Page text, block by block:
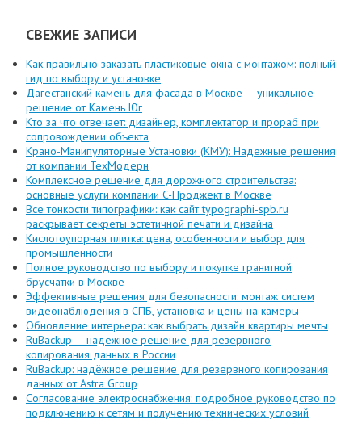
СВЕЖИЕ ЗАПИСИ
Как правильно заказать пластиковые окна с монтажом: полный
гид по выбору и установке
Дагестанский камень для фасада в Москве — уникальное
решение от Камень Юг
Кто за что отвечает: дизайнер, комплектатор и прораб при
сопровождении объекта
Крано-Манипуляторные Установки (КМУ): Надежные решения
от компании ТехМодерн
Комплексное решение для дорожного строительства:
основные услуги компании C-Проджект в Москве
Все тонкости типографики: как сайт typographi-spb.ru
раскрывает секреты эстетичной печати и дизайна
Кислотоупорная плитка: цена, особенности и выбор для
промышленности
Полное руководство по выбору и покупке гранитной
брусчатки в Москве
Эффективные решения для безопасности: монтаж систем
видеонаблюдения в СПБ, установка и цены на камеры
Обновление интерьера: как выбрать дизайн квартиры мечты
RuBackup — надежное решение для резервного
копирования данных в России
RuBackup: надёжное решение для резервного копирования
данных от Astra Group
Согласование электроснабжения: подробное руководство по
подключению к сетям и получению технических условий